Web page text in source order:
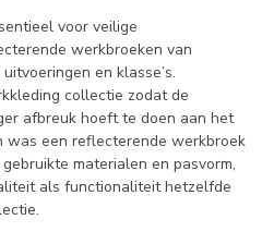
voor veilige
werkbroeken van
en klasse’s.
collectie zodat de
afbreuk hoeft te doen aan het
was een reflecterende werkbroek
materialen en pasvorm,
als functionaliteit hetzelfde